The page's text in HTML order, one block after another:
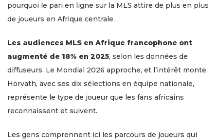
pourquoi le pari en ligne sur la MLS attire de plus en plus
de joueurs en Afrique centrale.
Les audiences MLS en Afrique francophone ont
augmenté de 18% en 2025, selon les données de
diffuseurs. Le Mondial 2026 approche, et l’intérêt monte.
Horvath, avec ses dix sélections en équipe nationale,
représente le type de joueur que les fans africains
reconnaissent et suivent.
Les gens comprennent ici les parcours de joueurs qui